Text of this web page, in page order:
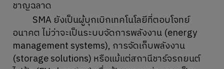
ชาญฉลาด
SMA ยังเป็นผู้บุกเบิกเทคโนโลยีที่ตอบโจทย์
อนาคต ไม่ว่าจะเป็นระบบจัดการพลังงาน (energy
management systems), การจัดเก็บพลังงาน
(storage solutions) หรือแม้แต่สถานีชาร์จรถยนต์